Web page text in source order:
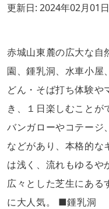
更新日: 2024年02月01日
赤城山東麓の広大な自
園、鍾乳洞、水車小屋
どん・そば打ち体験や
き、１日楽しむこと
バンガローやコテージ
などがあり、本格的
は浅く、流れもゆるや
広々とした芝生にある
に大人気。 ■鍾乳洞